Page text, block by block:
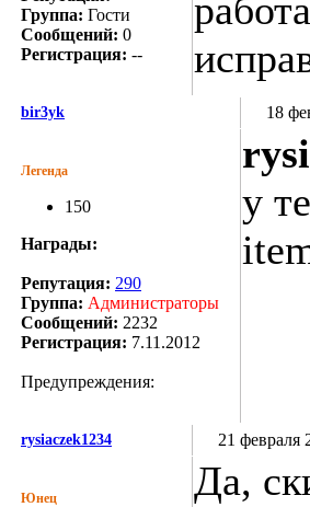
Группа: Гости
Сообщений: 0
Регистрация: --
bir3yk 18
Легенда
150
Награды:
Репутация: 290
Группа: Администраторы
Сообщений: 2232
Регистрация: 7.11.2012
Предупреждения:
у
rysiaczek1234 21 февраля
Юнец Да,